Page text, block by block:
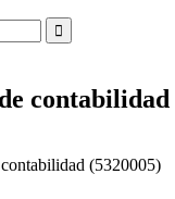
contabilidad
(5320005)